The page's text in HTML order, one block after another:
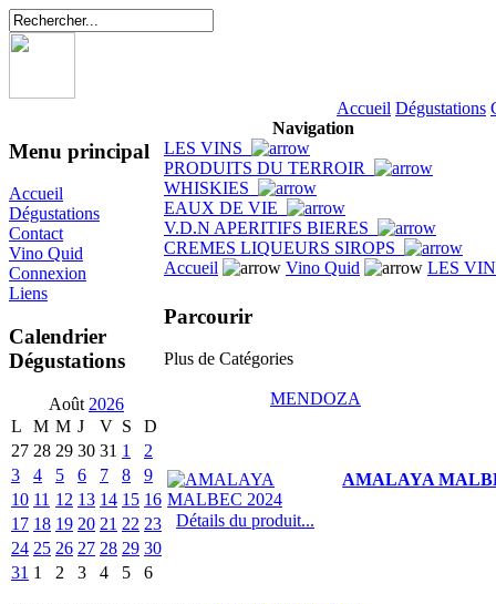
Accueil Dégustations
Menu principal
Accueil
Dégustations
Contact
Vino Quid
Connexion
Liens
Calendrier
Dégustations
Août 2026
L
M M J V S
D
27 28 29 30 31 1
2
3
4 5 6 7 8
9
10 11 12 13 14 15 16
17 18 19 20 21 22 23
24 25 26 27 28 29 30
31 1 2 3 4 5 6
Navigation
LES VINS
PRODUITS DU TERROIR
WHISKIES
EAUX DE VIE
V.D.N APERITIFS BIERES
CREMES LIQUEURS SIROPS
Accueil
Vino Quid LES
Parcourir
Plus de Catégories
MENDOZA
AMALAYA
Détails du produit...